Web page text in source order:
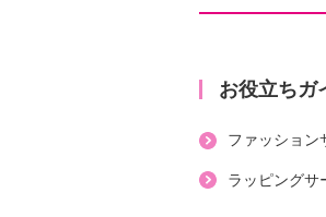
・洗濯機：可
・タンブル乾燥
・自然乾燥：日
・アイロン仕
お役立ちガ
ファッション
ラッピングサ